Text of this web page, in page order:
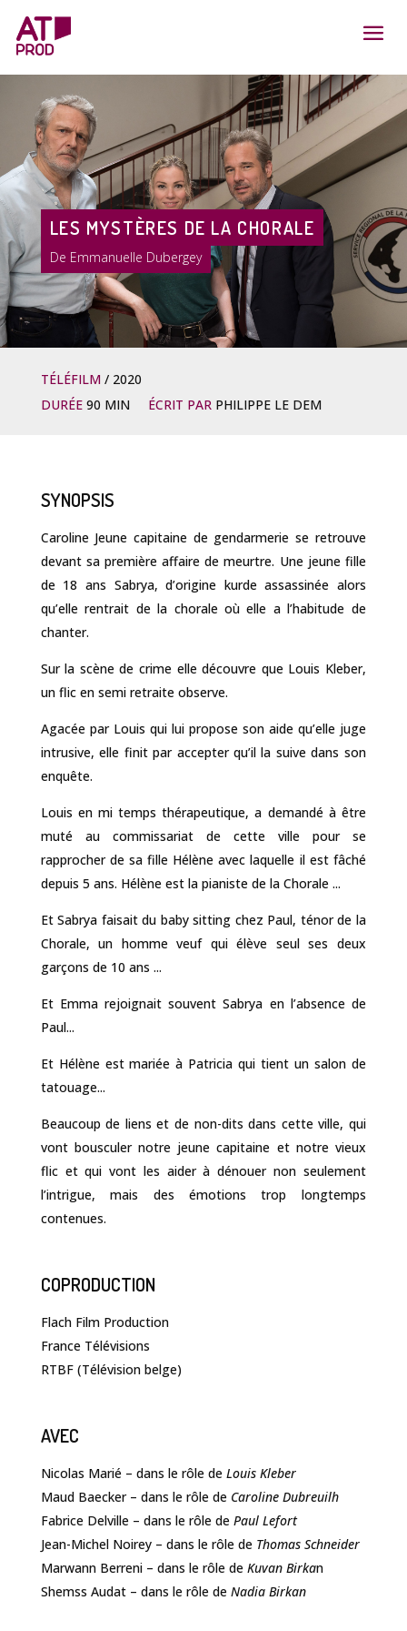
LES MYSTÈRES DE LA CHORALE
Emmanuelle Dubergey
TÉLÉFILM
2020
DURÉE 90 MIN ÉCRIT PAR PHILIPPE LE DEM
SYNOPSIS
Caroline Jeune capitaine de gendarmerie se retrouve
devant sa première affaire de meurtre. Une jeune fille
de 18 ans Sabrya, d’origine kurde assassinée alors
qu’elle rentrait de la chorale où elle a l’habitude de
chanter.
Sur la scène de crime elle découvre que Louis Kleber,
un flic en semi retraite observe.
Agacée par Louis qui lui propose son aide qu’elle juge
intrusive, elle finit par accepter qu’il la suive dans son
enquête.
Louis en mi temps thérapeutique, a demandé à être
muté au commissariat de cette ville pour se
rapprocher de sa fille Hélène avec laquelle il est fâché
depuis 5 ans. Hélène est la pianiste de la Chorale ...
Et Sabrya faisait du baby sitting chez Paul, ténor de la
Chorale, un homme veuf qui élève seul ses deux
garçons de 10 ans ...
Et Emma rejoignait souvent Sabrya en l’absence de
Paul...
Et Hélène est mariée à Patricia qui tient un salon de
tatouage...
Beaucoup de liens et de non-dits dans cette ville, qui
vont bousculer notre jeune capitaine et notre vieux
flic et qui vont les aider à dénouer non seulement
l’intrigue, mais des émotions trop longtemps
contenues.
COPRODUCTION
Flach Film Production
France Télévisions
RTBF (Télévision belge)
AVEC
Nicolas Marié – dans le rôle de Louis Kleber
Maud Baecker – dans le rôle de Caroline Dubreuilh
Fabrice Delville – dans le rôle de Paul Lefort
Jean-Michel Noirey – dans le rôle de Thomas Schneider
Marwann Berreni – dans le rôle de Kuvan Birkan
Shemss Audat – dans le rôle de Nadia Birkan